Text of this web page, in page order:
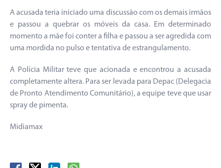
A acusada teria iniciado uma discussão com os demais irmãos
e passou a quebrar os móveis da casa. Em determinado
momento a mãe foi conter a filha e passou a ser agredida com
uma mordida no pulso e tentativa de estrangulamento.
A Polícia Militar teve que acionada e encontrou a acusada
completamente altera. Para ser levada para Depac (Delegacia
de Pronto Atendimento Comunitário), a equipe teve que usar
spray de pimenta.
Midiamax